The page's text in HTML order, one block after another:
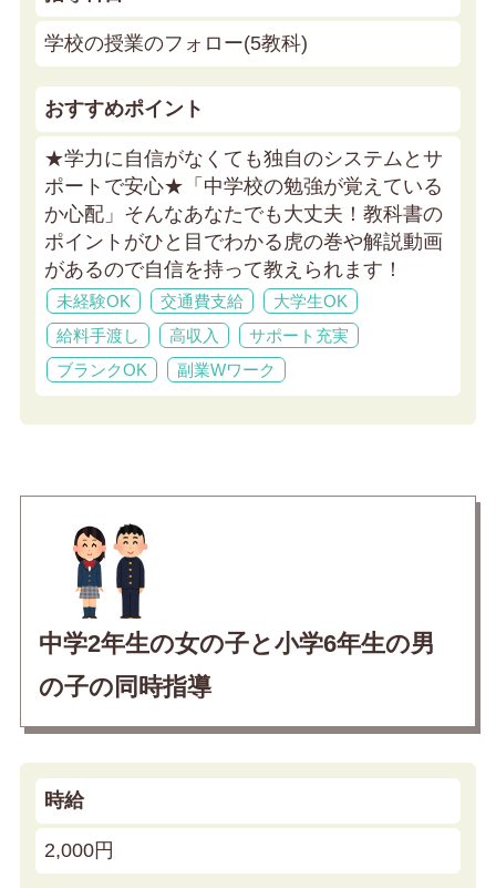
学校の授業のフォロー(5教科)
おすすめポイント
★学力に自信がなくても独自のシステムとサ
ポートで安心★ 「中学校の勉強が覚えている
か心配」そんなあなたでも大丈夫！教科書の
ポイントがひと目でわかる虎の巻や解説動画
があるので自信を持って教えられます！
未経験OK 交通費支給
大学生OK
給料手渡し
高収入
サポート充実
ブランクOK
副業Wワーク
中学2年生の女の子と小学6年生の男
の子の同時指導
時給
2,000円